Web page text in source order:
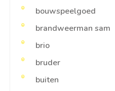
bouwspeelgoed
brandweerman sam
brio
bruder
buiten